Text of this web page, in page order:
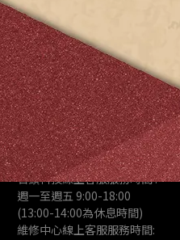
信箱 :
service@luxystargroup.com
樂視達維修客服Line : @ls168168
(商品維修服務洽詢)
石頭科技客服Line : @roborock
(商品退換貨、保固問題、商品諮
詢)
石頭科技線上客服服務時間 :
週一至週五 9:00-18:00
(13:00-14:00為休息時間)
維修中心線上客服服務時間: